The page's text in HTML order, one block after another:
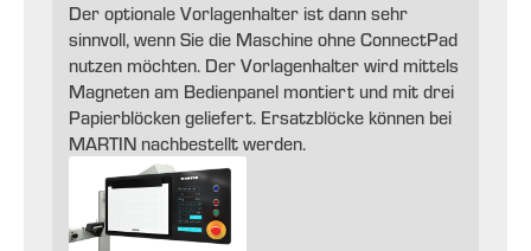
Der optionale Vorlagenhalter ist dann sehr
sinnvoll, wenn Sie die Maschine ohne ConnectPad
nutzen möchten. Der Vorlagenhalter wird mittels
Magneten am Bedienpanel montiert und mit drei
Papierblöcken geliefert. Ersatzblöcke können bei
MARTIN nachbestellt werden.